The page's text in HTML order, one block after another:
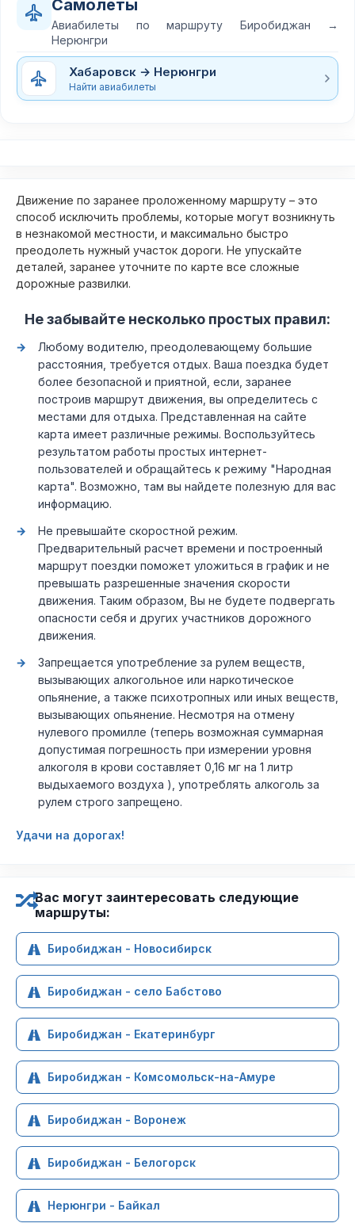
Самолеты
Авиабилеты по маршруту Биробиджан →
Нерюнгри
Хабаровск → Нерюнгри
Найти авиабилеты
Движение по заранее проложенному маршруту – это
способ исключить проблемы, которые могут возникнуть
в незнакомой местности, и максимально быстро
преодолеть нужный участок дороги. Не упускайте
деталей, заранее уточните по карте все сложные
дорожные развилки.
Не забывайте несколько простых правил:
Любому водителю, преодолевающему большие
расстояния, требуется отдых. Ваша поездка будет
более безопасной и приятной, если, заранее
построив маршрут движения, вы определитесь с
местами для отдыха. Представленная на сайте
карта имеет различные режимы. Воспользуйтесь
результатом работы простых интернет-
пользователей и обращайтесь к режиму "Народная
карта". Возможно, там вы найдете полезную для вас
информацию.
Не превышайте скоростной режим.
Предварительный расчет времени и построенный
маршрут поездки поможет уложиться в график и не
превышать разрешенные значения скорости
движения. Таким образом, Вы не будете подвергать
опасности себя и других участников дорожного
движения.
Запрещается употребление за рулем веществ,
вызывающих алкогольное или наркотическое
опьянение, а также психотропных или иных веществ,
вызывающих опьянение. Несмотря на отмену
нулевого промилле (теперь возможная суммарная
допустимая погрешность при измерении уровня
алкоголя в крови составляет 0,16 мг на 1 литр
выдыхаемого воздуха ), употреблять алкоголь за
рулем строго запрещено.
Удачи на дорогах!
Вас могут заинтересовать следующие
маршруты:
Биробиджан - Новосибирск
Биробиджан - село Бабстово
Биробиджан - Екатеринбург
Биробиджан - Комсомольск-на-Амуре
Биробиджан - Воронеж
Биробиджан - Белогорск
Нерюнгри - Байкал